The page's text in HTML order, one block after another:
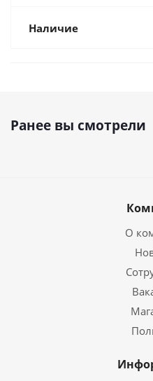
Наличие
Ранее вы смотрели
О